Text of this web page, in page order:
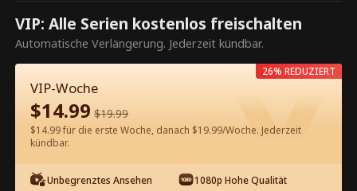
Dies ist eine kostenpflichtige
Episode. Bitte entsperren, um
weiterzusehen.
60Jetzt entsperren
Kostenlos in der App ansehen
VIP: Alle Serien kostenlos freischalten
Automatische Verlängerung. Jederzeit kündbar.
VIP-Woche
$14.99 $19.99
$14.99 für die erste Woche, danach $19.99/Woche. Jederzeit
kündbar.
Unbegrenztes Ansehen 1080p Hohe Qualität
26% REDUZIERT